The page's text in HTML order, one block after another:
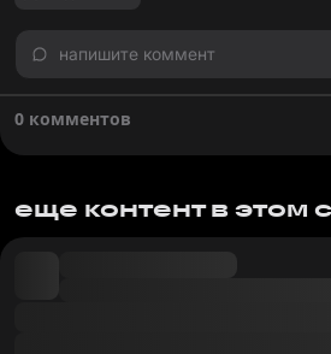
напишите коммент
0 комментов
еще контент в этом